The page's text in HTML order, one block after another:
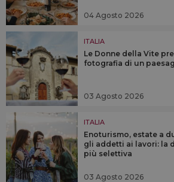
04 Agosto 2026
ITALIA
Le Donne della Vite
fotografia di un
03 Agosto 2026
ITALIA
Enoturismo, estate a
gli addetti ai lavori: la
più selettiva
03 Agosto 2026